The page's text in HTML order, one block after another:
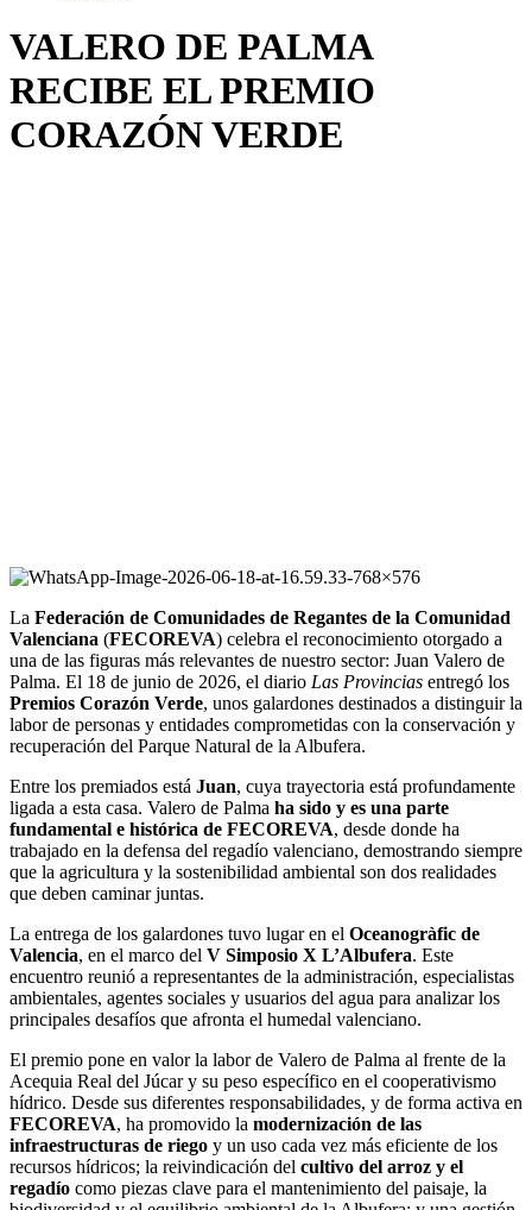
VALERO DE PALMA
RECIBE EL PREMIO
CORAZÓN VERDE
La Federación de Comunidades de Regantes de la Comunidad
Valenciana (FECOREVA) celebra el reconocimiento otorgado a
una de las figuras más relevantes de nuestro sector: Juan Valero de
Palma. El 18 de junio de 2026, el diario Las Provincias entregó los
Premios Corazón Verde, unos galardones destinados a distinguir la
labor de personas y entidades comprometidas con la conservación y
recuperación del Parque Natural de la Albufera.
Entre los premiados está Juan, cuya trayectoria está profundamente
ligada a esta casa. Valero de Palma ha sido y es una parte
fundamental e histórica de FECOREVA, desde donde ha
trabajado en la defensa del regadío valenciano, demostrando siempre
que la agricultura y la sostenibilidad ambiental son dos realidades
que deben caminar juntas.
La entrega de los galardones tuvo lugar en el Oceanogràfic de
Valencia, en el marco del V Simposio X L’Albufera. Este
encuentro reunió a representantes de la administración, especialistas
ambientales, agentes sociales y usuarios del agua para analizar los
principales desafíos que afronta el humedal valenciano.
El premio pone en valor la labor de Valero de Palma al frente de la
Acequia Real del Júcar y su peso específico en el cooperativismo
hídrico. Desde sus diferentes responsabilidades, y de forma activa en
FECOREVA, ha promovido la modernización de las
infraestructuras de riego y un uso cada vez más eficiente de los
recursos hídricos; la reivindicación del cultivo del arroz y el
regadío como piezas clave para el mantenimiento del paisaje, la